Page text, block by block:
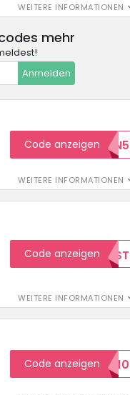
WEITERE INFORMATIONEN
mehr
Anmelden
WEITERE INFORMATIONEN
Code anzeigen
WILKOMMEN5
WEITERE INFORMATIONEN
Code anzeigen TEST
Code anzeigen
WILKOMMEN10